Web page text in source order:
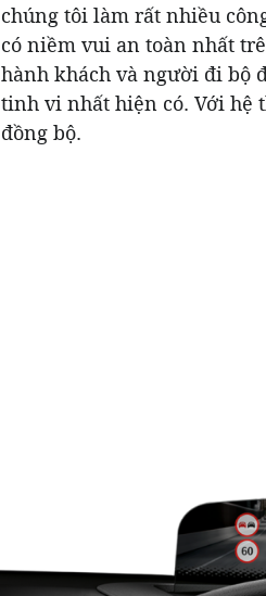
chúng tôi làm rất nhiều
có niềm vui an toàn nhất
hành khách và người đi bộ
tinh vi nhất hiện có. Với hệ
đồng bộ.